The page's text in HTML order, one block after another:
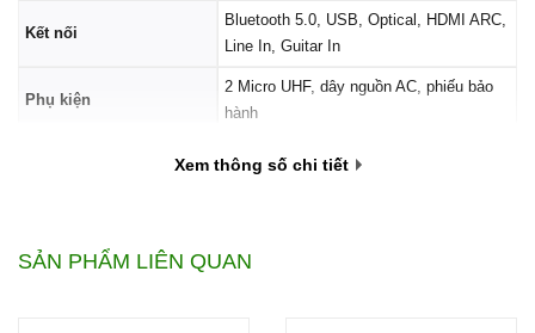
Âm thanh sống động, mạnh
Kết nối
Bluetooth 5.0, USB, Optical, HDMI ARC,
Line In, Guitar In
Phụ kiện
2 Micro UHF, dây nguồn AC, phiếu bảo
hành
Xem thông số chi tiết
SẢN PHẨM LIÊN QUAN